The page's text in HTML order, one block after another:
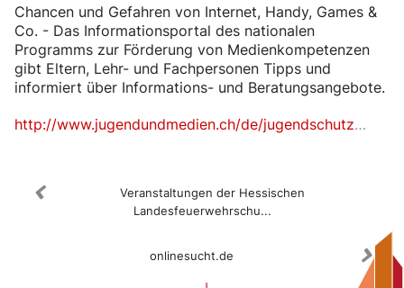
Chancen und Gefahren von Internet, Handy, Games &
Co. - Das Informationsportal des nationalen
Programms zur Förderung von Medienkompetenzen
gibt Eltern, Lehr- und Fachpersonen Tipps und
informiert über Informations- und Beratungsangebote.
http://www.jugendundmedien.ch/de/jugendschutz/elterliche-begleitung.html
Veranstaltungen der Hessischen
Landesfeuerwehrschu...
onlinesucht.de